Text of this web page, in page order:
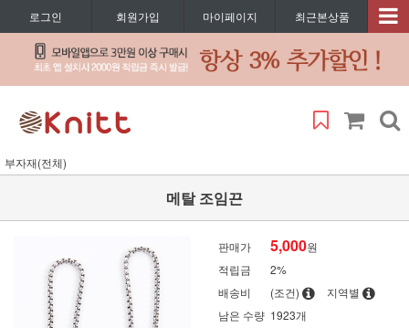
로그인 회원가입 마이페이지 최근본상품
부자재(전체)
메탈 조임끈
판매가 5,000원
적립금
2%
배송비
(조건)
지역별
남은 수량 1923개